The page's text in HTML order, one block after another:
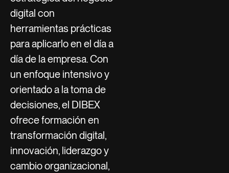
digital con
herramientas prácticas
para aplicarlo en el día a
día de la empresa. Con
un enfoque intensivo y
orientado a la toma de
decisiones, el DIBEX
ofrece formación en
transformación digital,
innovación, liderazgo y
cambio organizacional,